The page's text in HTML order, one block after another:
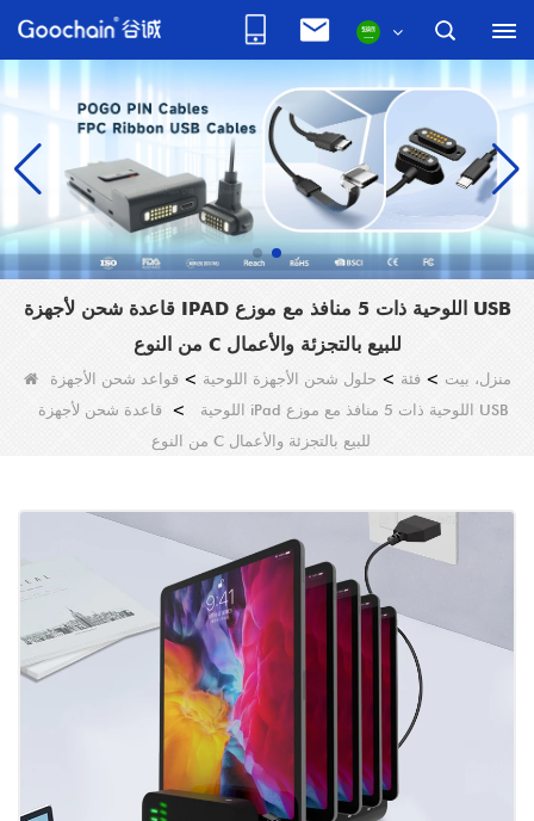
قاعدة شحن لأجهزة IPAD اللوحية ذات 5 منافذ مع موزع USB
من النوع C للبيع بالتجزئة والأعمال
منزل، بيت >فئة > حلول شحن الأجهزة اللوحية >قواعد شحن الأجهزة
اللوحية > قاعدة شحن لأجهزة iPad اللوحية ذات 5 منافذ مع موزع USB
من النوع C للبيع بالتجزئة والأعمال